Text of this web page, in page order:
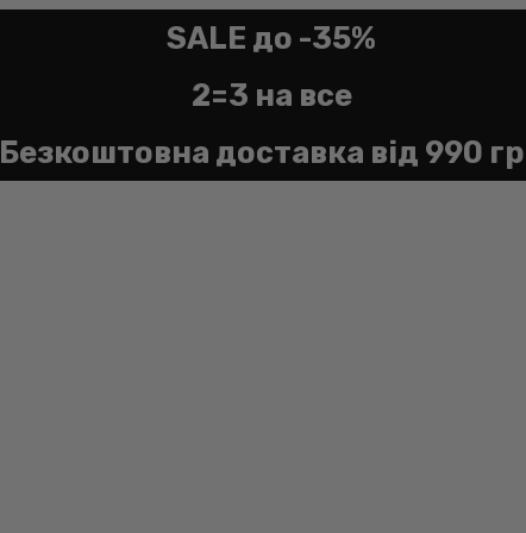
SALE до -35%
2=3 на все
Безкоштовна доставка від 990